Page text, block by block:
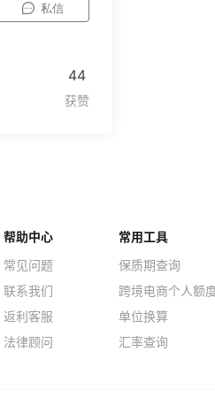
私信
44
帮助中心
常见问题
联系我们
返利客服
法律顾问
常用工具
保质期查询
跨境电商个人额
单位换算
汇率查询